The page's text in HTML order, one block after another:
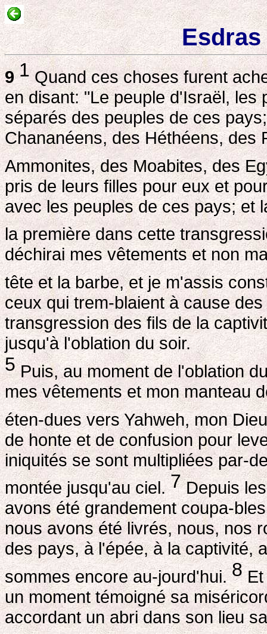
Esdras
9 1Quand ces choses furent
en disant: "Le peuple d'Israël,
séparés des peuples de ces
Chananéens, des Héthéens, des
Ammonites, des Moabites, des
pris de leurs filles pour eux et
avec les peuples de ces pays; et
la première dans cette
déchirai mes vêtements et non
tête et la barbe, et je m'assis
ceux qui trem-blaient à cause
transgression des fils de la
jusqu'à l'oblation du soir.
5Puis, au moment de l'oblation
mes vêtements et mon manteau
éten-dues vers Yahweh, mon
de honte et de confusion pour
iniquités se sont multipliées par-
montée jusqu'au ciel.7Depuis
avons été grandement coupa-
nous avons été livrés, nous, nos
des pays, à l'épée, à la captivité,
sommes encore au-jourd'hui.8Et
un moment témoigné sa
accordant un abri dans son lieu